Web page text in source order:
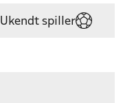
Ukendt spiller